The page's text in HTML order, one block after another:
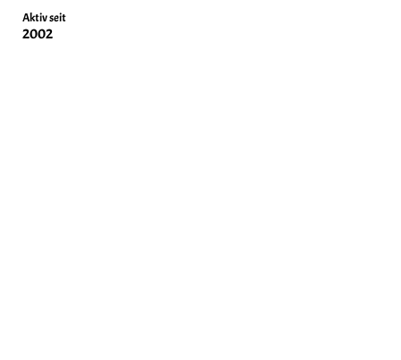
Aktiv seit
2002